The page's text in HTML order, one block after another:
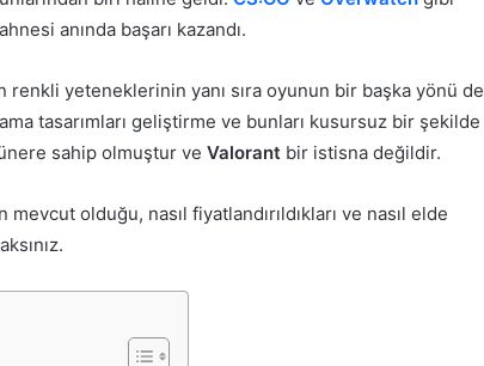
anında başarı kazandı.
renkli yeteneklerinin yanı sıra oyunun bir başka yönü de
tasarımları geliştirme ve bunları kusursuz bir şekilde
sahip olmuştur ve Valorant bir istisna değildir.
mevcut olduğu, nasıl fiyatlandırıldıkları ve nasıl elde